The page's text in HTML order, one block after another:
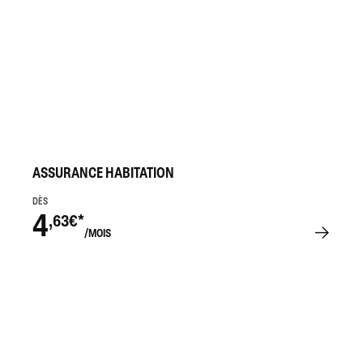
ASSURANCE HABITATION
DÈS
4,63€*
/MOIS